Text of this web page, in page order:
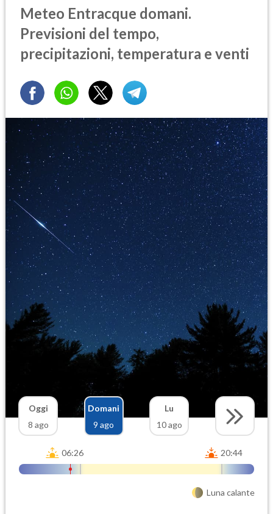
Meteo Entracque domani.
Previsioni del tempo,
precipitazioni, temperatura e venti
Oggi
8 ago
Domani
9 ago
Lu
10 ago
06:26 20:44
Luna calante